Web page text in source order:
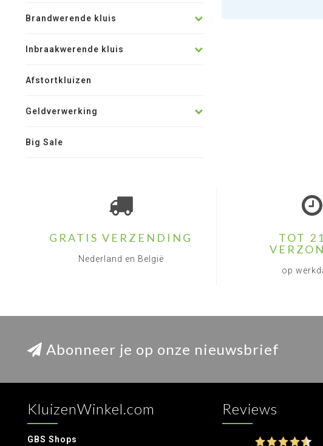
Brandwerende kluis
Inbraakwerende kluis
Afstortkluizen
Geldverwerking
Big Sale
GRATIS VERZENDING
Nederland en België
TOT
op
Abonneer je op onze nieuwsbrief
KluizenWinkel.com
GBS Shops
Reviews